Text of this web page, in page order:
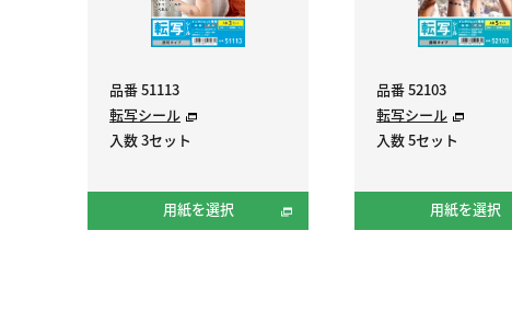
品番 51113
転写シール
入数 3セット
用紙を選択
品番 52103
転写シール
入数 5セット
用紙を選択